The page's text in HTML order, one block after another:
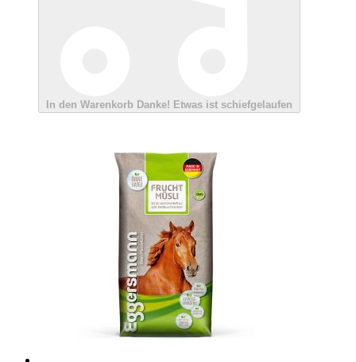
In den Warenkorb Danke! Etwas ist schiefgelaufen